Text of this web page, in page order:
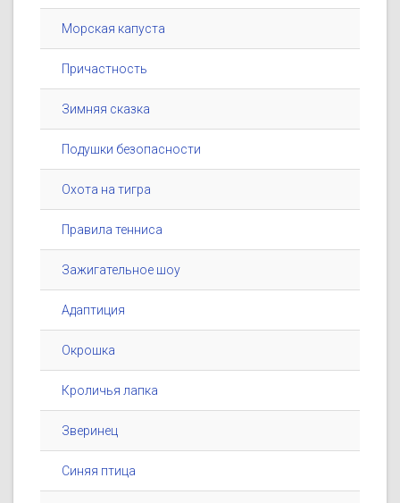
Морская капуста
Причастность
Зимняя сказка
Подушки безопасности
Охота на тигра
Правила тенниса
Зажигательное шоу
Адаптиция
Окрошка
Кроличья лапка
Зверинец
Синяя птица